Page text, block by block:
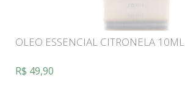
OLEO ESSENCIAL CITRONELA 10ML
R$ 49,90